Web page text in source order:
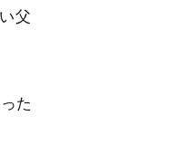
父
た